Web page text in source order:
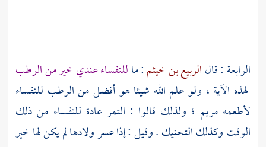
الرابعة : قالالربيع بن خيثم: ماللنفساء عندي خير من الرطب
لهذه الآية ، ولو علم الله شيئا هو أفضل من الرطب للنفساء
لأطعمهمريم ؛ ولذلك قالوا : التمر عادة للنفساء من ذلك
الوقت وكذلك التحنيك . وقيل : إذا عسر ولادها لم يكن لها خير